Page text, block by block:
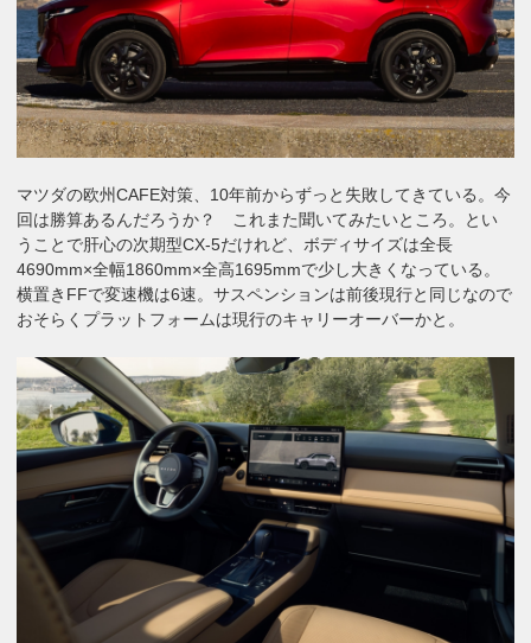
マツダの欧州CAFE対策、10年前からずっと失敗してきている。今
回は勝算あるんだろうか？ これまた聞いてみたいところ。とい
うことで肝心の次期型CX-5だけれど、ボディサイズは全長
4690mm×全幅1860mm×全高1695mmで少し大きくなっている。
横置きFFで変速機は6速。サスペンションは前後現行と同じなので
おそらくプラットフォームは現行のキャリーオーバーかと。